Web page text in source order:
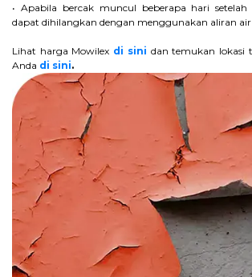
• Apabila bercak muncul beberapa hari setelah
dapat dihilangkan dengan menggunakan aliran air
Lihat harga Mowilex di sini dan temukan lokasi
Anda di sini.